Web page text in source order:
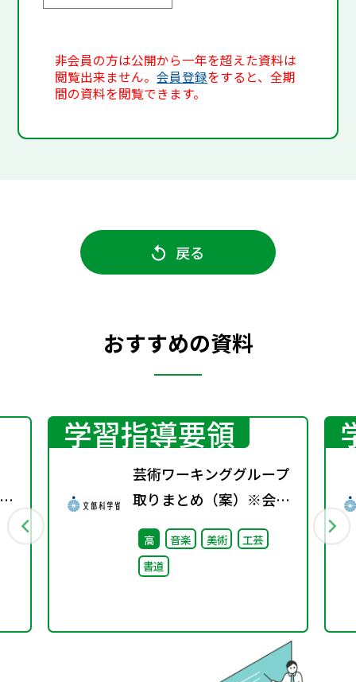
非会員の方は公開から一年を超えた資料は
閲覧出来ません。会員登録をすると、全期
間の資料を閲覧できます。
戻る
おすすめの資料
学習指導要領
芸術ワーキンググループ
取りまとめ（案）※会議
後修正
高 音楽 美術
工芸
書道